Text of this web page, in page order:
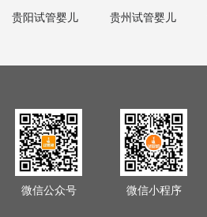
贵阳试管婴儿 贵州试管婴儿
微信公众号 微信小程序